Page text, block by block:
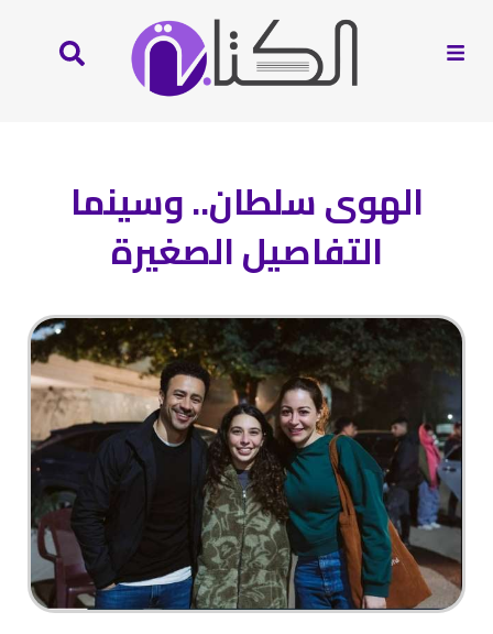
الهوى سلطان.. وسينما
التفاصيل الصغيرة